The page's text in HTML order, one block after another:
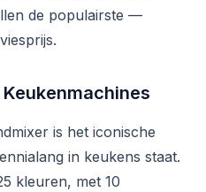
de populairste —
is het iconische
in keukens staat.
kleuren, met 10